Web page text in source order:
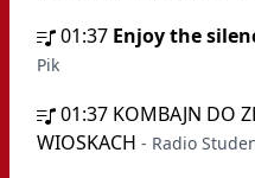
01:37 Enjoy the
Pik
01:37 KOMBAJN DO
WIOSKACH - Radio